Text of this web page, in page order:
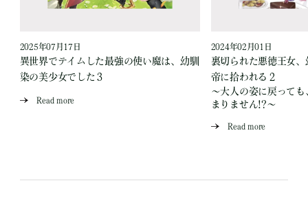
2025年07月17日
異世界でテイムした最強の使い魔は、幼馴
染の美少女でした３
Read more
2024年02月01日
裏切られた悪徳王女
帝に拾われる２
～大人の姿に戻って
まりません!?～
Read more